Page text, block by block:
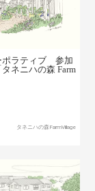
ポラティブ 参加
ネニハの森 Farm
タネニハの森FarmVillage